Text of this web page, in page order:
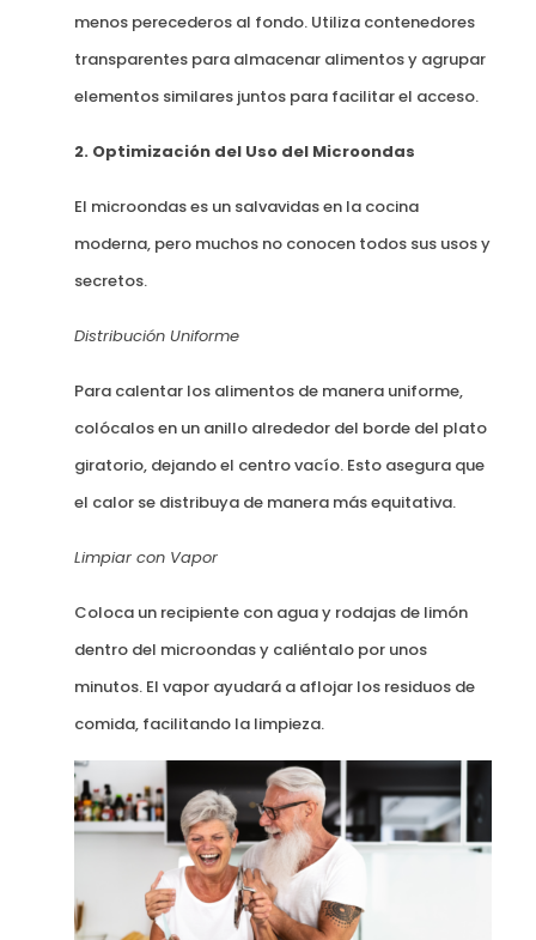
menos perecederos al fondo. Utiliza contenedores
transparentes para almacenar alimentos y agrupar
elementos similares juntos para facilitar el acceso.
2. Optimización del Uso del Microondas
El microondas es un salvavidas en la cocina
moderna, pero muchos no conocen todos sus usos y
secretos.
Distribución Uniforme
Para calentar los alimentos de manera uniforme,
colócalos en un anillo alrededor del borde del plato
giratorio, dejando el centro vacío. Esto asegura que
el calor se distribuya de manera más equitativa.
Limpiar con Vapor
Coloca un recipiente con agua y rodajas de limón
dentro del microondas y caliéntalo por unos
minutos. El vapor ayudará a aflojar los residuos de
comida, facilitando la limpieza.